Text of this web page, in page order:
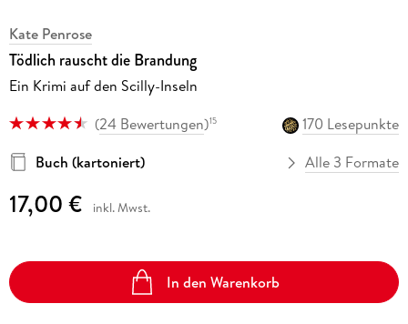
Kate Penrose
Tödlich rauscht die Brandung
Ein Krimi auf den Scilly-Inseln
(24 Bewertungen)15
170 Lesepunkte
Buch (kartoniert)
Alle 3 Formate
17,00 € inkl. Mwst.
In den Warenkorb